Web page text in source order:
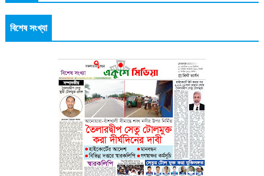
বিশেষ সংখ্যা